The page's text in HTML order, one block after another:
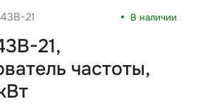
21 В наличии
21,
частоты,